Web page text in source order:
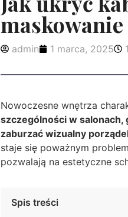
admin 1 marca, 2025
Nowoczesne wnętrza
szczególności w
zaburzać wizualny
staje się poważnym
pozwalają na estetyczne
Spis treści